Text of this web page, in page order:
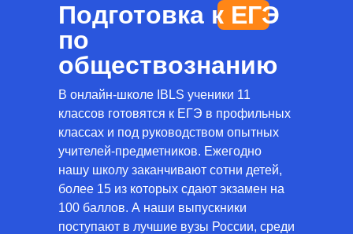
Подготовка к ЕГЭ
по
обществознанию
В онлайн-школе IBLS ученики 11
классов готовятся к ЕГЭ в профильных
классах и под руководством опытных
учителей-предметников. Ежегодно
нашу школу заканчивают сотни детей,
более 15 из которых сдают экзамен на
100 баллов. А наши выпускники
поступают в лучшие вузы России, среди